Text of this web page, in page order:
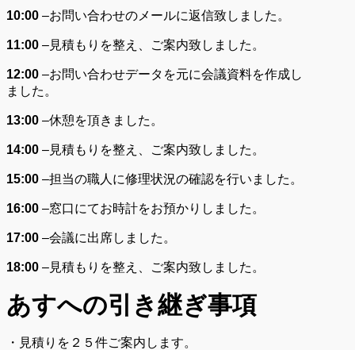
10:00 –お問い合わせのメールに返信致しました。
11:00 –見積もりを整え、ご案内致しました。
12:00 –お問い合わせデータを元に会議資料を作成し
ました。
13:00 –休憩を頂きました。
14:00 –見積もりを整え、ご案内致しました。
15:00 –担当の職人に修理状況の確認を行いました。
16:00 –窓口にてお時計をお預かりしました。
17:00 –会議に出席しました。
18:00 –見積もりを整え、ご案内致しました。
あすへの引き継ぎ事項
・見積りを２５件ご案内します。